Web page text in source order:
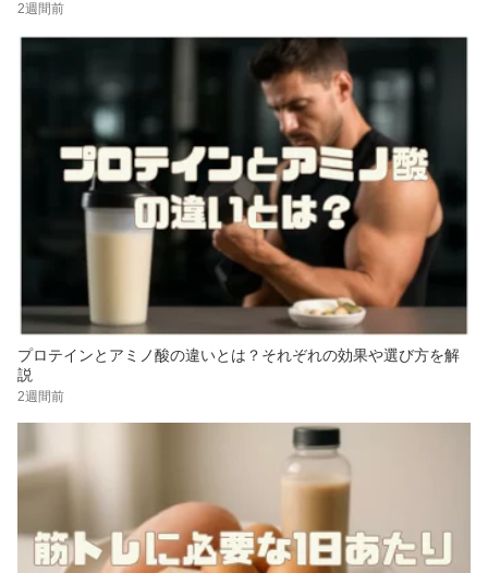
2週間前
プロテインとアミノ酸の違いとは？それぞれの効果や選び方を解
説
2週間前